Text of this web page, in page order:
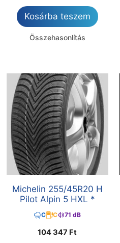
Kosárba teszem
Összehasonlítás
Michelin 255/45R20 H
Pilot Alpin 5 HXL *
C C 71 dB
104 347 Ft